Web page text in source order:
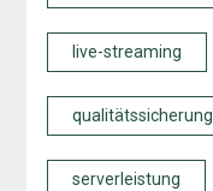
live-streaming
qualitätssicherung
serverleistung